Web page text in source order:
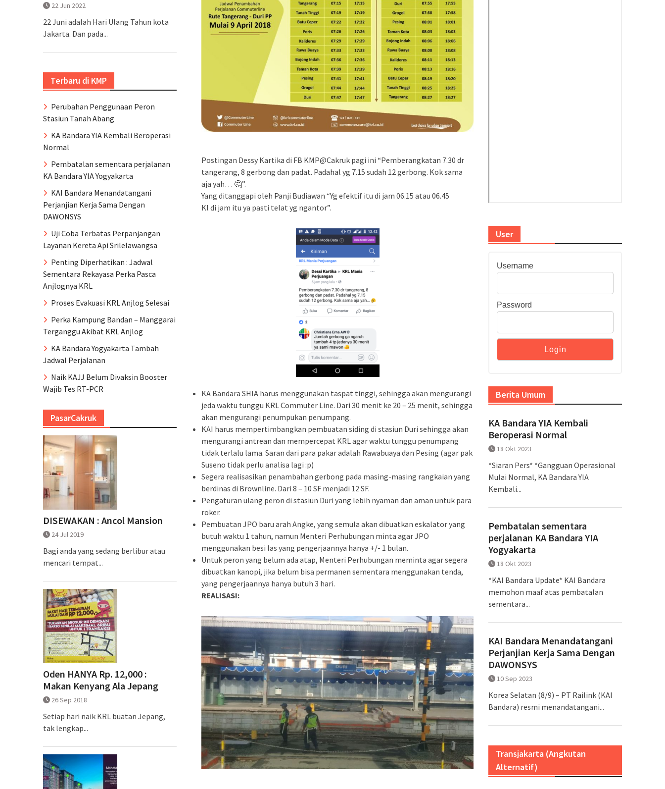
Postingan Dessy Kartika di FB KMP@Cakruk pagi ini “Pemberangkatan 7.30 dr
tangerang, 8 gerbong dan padat. Padahal yg 7.15 sudah 12 gerbong. Kok sama
aja yah… 🤔”.
Yang ditanggapi oleh Panji Budiawan “Yg efektif itu di jam 06.15 atau 06.45
Kl di jam itu ya pasti telat yg ngantor”.
KA Bandara SHIA harus menggunakan taspat tinggi, sehingga akan mengurangi
jeda waktu tunggu KRL Commuter Line. Dari 30 menit ke 20 – 25 menit, sehingga
akan mengurangi penumpukan penumpang.
KAI harus mempertimbangkan pembuatan siding di stasiun Duri sehingga akan
mengurangi antrean dan mempercepat KRL agar waktu tunggu penumpang
tidak terlalu lama. Saran dari para pakar adalah Rawabuaya dan Pesing (agar pak
Suseno tidak perlu analisa lagi :p)
Segera realisasikan penambahan gerbong pada masing-masing rangkaian yang
berdinas di Brownline. Dari 8 – 10 SF menjadi 12 SF.
Pengaturan ulang peron di stasiun Duri yang lebih nyaman dan aman untuk para
roker.
Pembuatan JPO baru arah Angke, yang semula akan dibuatkan eskalator yang
butuh waktu 1 tahun, namun Menteri Perhubungan minta agar JPO
menggunakan besi las yang pengerjaannya hanya +/- 1 bulan.
Untuk peron yang belum ada atap, Menteri Perhubungan meminta agar segera
dibuatkan kanopi, jika belum bisa permanen sementara menggunakan tenda,
yang pengerjaannya hanya butuh 3 hari.
REALISASI:
User
Username
Password
Berita Umum
KA Bandara YIA Kembali
Beroperasi Normal
18 Okt 2023
*Siaran Pers* *Gangguan Operasional
Mulai Normal, KA Bandara YIA
Kembali...
Pembatalan sementara
perjalanan KA Bandara YIA
Yogyakarta
18 Okt 2023
*KAI Bandara Update* KAI Bandara
memohon maaf atas pembatalan
sementara...
KAI Bandara Menandatangani
Perjanjian Kerja Sama Dengan
DAWONSYS
10 Sep 2023
Korea Selatan (8/9) – PT Railink (KAI
Bandara) resmi menandatangani...
Transjakarta (Angkutan
Alternatif)
22 Jun 2022
22 Juni adalah Hari Ulang Tahun kota
Jakarta. Dan pada...
Terbaru di KMP
Perubahan Penggunaan Peron
Stasiun Tanah Abang
KA Bandara YIA Kembali Beroperasi
Normal
Pembatalan sementara perjalanan
KA Bandara YIA Yogyakarta
KAI Bandara Menandatangani
Perjanjian Kerja Sama Dengan
DAWONSYS
Uji Coba Terbatas Perpanjangan
Layanan Kereta Api Srilelawangsa
Penting Diperhatikan : Jadwal
Sementara Rekayasa Perka Pasca
Anjlognya KRL
Proses Evakuasi KRL Anjlog Selesai
Perka Kampung Bandan – Manggarai
Terganggu Akibat KRL Anjlog
KA Bandara Yogyakarta Tambah
Jadwal Perjalanan
Naik KAJJ Belum Divaksin Booster
Wajib Tes RT-PCR
PasarCakruk
DISEWAKAN : Ancol Mansion
24 Jul 2019
Bagi anda yang sedang berlibur atau
mencari tempat...
Oden HANYA Rp. 12,000 :
Makan Kenyang Ala Jepang
26 Sep 2018
Setiap hari naik KRL buatan Jepang,
tak lengkap...